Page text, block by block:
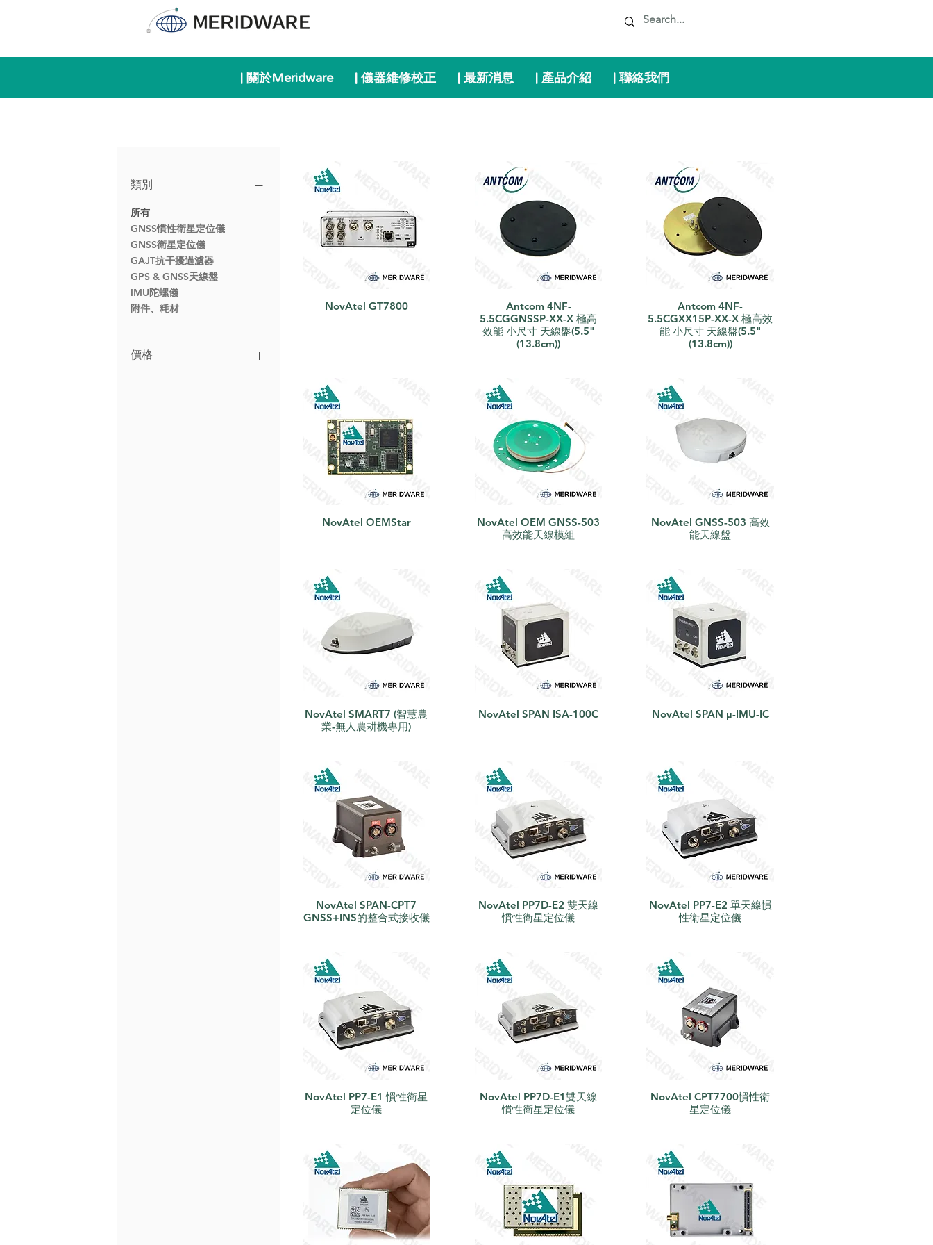
| 關於Meridware | 儀器維修校正 | 最新消息 | 產品介紹 | 聯絡我們
類別
所有
GNSS慣性衛星定位儀
GNSS衛星定位儀
GAJT抗干擾過濾器
GPS & GNSS天線盤
IMU陀螺儀
附件、粍材
價格
快速瀏覽
NovAtel GT7800 快速瀏覽
Antcom 4NF-
5.5CGGNSSP-XX-X 極高
效能 小尺寸 天線盤(5.5"
(13.8cm))
快速瀏覽
Antcom 4NF-
5.5CGXX15P-XX-X 極高效
能 小尺寸 天線盤(5.5"
(13.8cm))
快速瀏覽
NovAtel OEMStar 快速瀏覽
NovAtel OEM GNSS-503
高效能天線模組
快速瀏覽
NovAtel GNSS-503 高效
能天線盤
快速瀏覽
NovAtel SMART7 (智慧農
業-無人農耕機專用)
快速瀏覽
NovAtel SPAN ISA-100C 快速瀏覽
NovAtel SPAN μ-IMU-IC
快速瀏覽
NovAtel SPAN-CPT7
GNSS+INS的整合式接收儀
快速瀏覽
NovAtel PP7D-E2 雙天線
慣性衛星定位儀
快速瀏覽
NovAtel PP7-E2 單天線慣
性衛星定位儀
快速瀏覽
NovAtel PP7-E1 慣性衛星
定位儀
快速瀏覽
NovAtel PP7D-E1雙天線
慣性衛星定位儀
快速瀏覽
NovAtel CPT7700慣性衛
星定位儀